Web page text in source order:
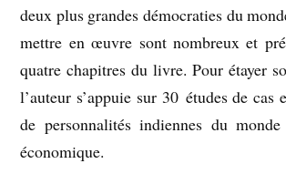
deux plus grandes démocraties du
mettre en œuvre sont nombreux et
quatre chapitres du livre. Pour étayer
l’auteur s’appuie sur 30 études de
de personnalités indiennes du
économique.